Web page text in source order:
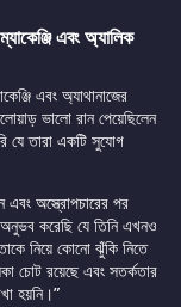
এবং অ্যালিক
এবং অ্যাথানাজের
ভালো রান পেয়েছিলেন
যে তারা একটি সুযোগ
এবং অস্ত্রোপচারের পর
করেছি যে তিনি এখনও
নিয়ে কোনো ঝুঁকি নিতে
চোট রয়েছে এবং সতর্কতার
হয়নি।”